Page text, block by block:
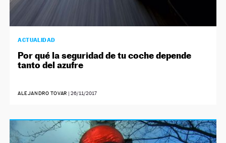
ACTUALIDAD
Por qué la seguridad de tu coche depende
tanto del azufre
ALEJANDRO TOVAR |26/11/2017